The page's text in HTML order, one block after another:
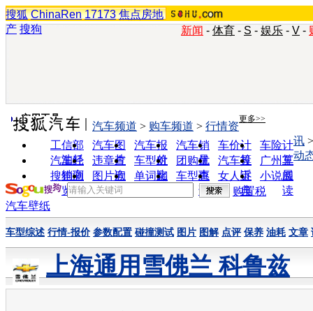
搜狐 ChinaRen 17173 焦点房地
产 搜狗 新闻 - 体育 - S - 娱乐 - V -
实用工具 更多>>
工信部
油耗
汽车图
片
汽车报
价
汽车销
量
车价计
算
车险计
算
汽车经
销商
违章查
询
车型对
比
团购优
惠
汽车投
诉
广州车
展
搜狗浏
览器
图片欣
赏
单词翻
车型查
询
女人宝
典
小说阅
读
汽车频道 > 购车频道 > 行情资
讯
动
购置税
汽车壁纸
车型综述 行情-报价 参数配置 碰撞测试 图片 图解 点评 保养 油耗 文章
上海通用雪佛兰 科鲁兹